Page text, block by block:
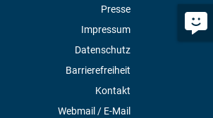
Presse
Impressum
Datenschutz
Barrierefreiheit
Kontakt
Webmail / E-Mail